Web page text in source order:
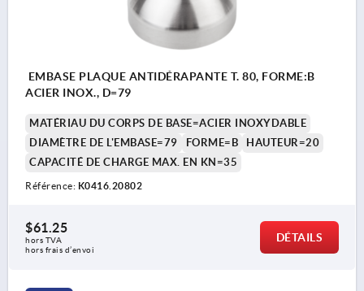
EMBASE PLAQUE ANTIDÉRAPANTE T. 80, FORME:B
ACIER INOX., D=79
MATÉRIAU DU CORPS DE BASE=ACIER INOXYDABLE
DIAMÈTRE DE L'EMBASE=79
FORME=B
HAUTEUR=20
CAPACITÉ DE CHARGE MAX. EN KN=35
Référence: K0416.20802
$61.25
hors TVA
hors frais d’envoi
DÉTAILS